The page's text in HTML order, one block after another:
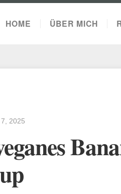
HOME ÜBER MICH
2025